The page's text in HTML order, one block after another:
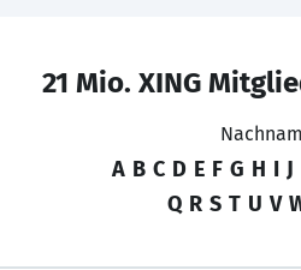
21 Mio. XING
A B C D E F G H I J
Q R S T U V